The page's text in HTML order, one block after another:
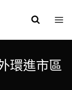
環進市區